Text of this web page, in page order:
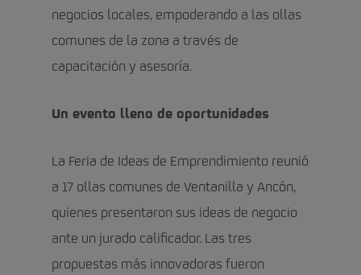
negocios locales, empoderando a las ollas
comunes de la zona a través de
capacitación y asesoría.
Un evento lleno de oportunidades
La Feria de Ideas de Emprendimiento reunió
a 17 ollas comunes de Ventanilla y Ancón,
quienes presentaron sus ideas de negocio
ante un jurado calificador. Las tres
propuestas más innovadoras fueron